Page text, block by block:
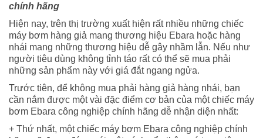
chính hãng
Hiện nay, trên thị trường xuất hiện rất nhiều những chiếc
máy bơm hàng giả mang thương hiệu Ebara hoặc hàng
nhái mang những thương hiệu dễ gây nhầm lẫn. Nếu như
người tiêu dùng không tỉnh táo rất có thể sẽ mua phải
những sản phẩm này với giá đắt ngang ngửa.
Trước tiên, để không mua phải hàng giả hàng nhái, bạn
cần nắm được một vài đặc điểm cơ bản của một chiếc máy
bơm Ebara công nghiệp chính hãng dễ nhận diện nhất:
+ Thứ nhất, một chiếc máy bơm Ebara công nghiệp chính